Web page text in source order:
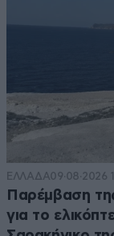
ΕΛΛΑΔΑ09·08·2026
Παρέμβαση
για το